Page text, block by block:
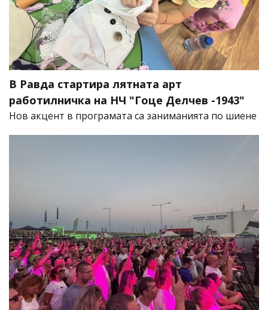
В Равда стартира лятната арт
работилничка на НЧ "Гоце Делчев -1943"
Нов акцент в програмата са заниманията по шиене